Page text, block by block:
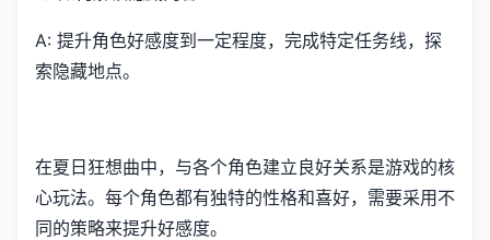
A: 提升角色好感度到一定程度，完成特定任务线，探
索隐藏地点。
在夏日狂想曲中，与各个角色建立良好关系是游戏的核
心玩法。每个角色都有独特的性格和喜好，需要采用不
同的策略来提升好感度。